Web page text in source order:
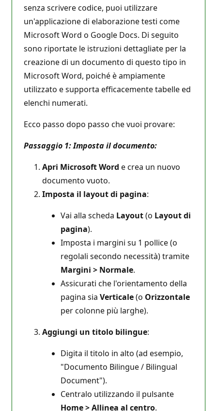
senza scrivere codice, puoi utilizzare
un'applicazione di elaborazione testi come
Microsoft Word o Google Docs. Di seguito
sono riportate le istruzioni dettagliate per la
creazione di un documento di questo tipo in
Microsoft Word, poiché è ampiamente
utilizzato e supporta efficacemente tabelle ed
elenchi numerati.
Ecco passo dopo passo che vuoi provare:
Passaggio 1: Imposta il documento:
Apri Microsoft Word e crea un nuovo
documento vuoto.
Imposta il layout di pagina:
Vai alla scheda Layout(o Layout di
pagina).
Imposta i margini su 1 pollice (o
regolali secondo necessità) tramite
Margini > Normale.
Assicurati che l'orientamento della
pagina sia Verticale(o Orizzontale
per colonne più larghe).
Aggiungi un titolo bilingue:
Digita il titolo in alto (ad esempio,
"Documento Bilingue / Bilingual
Document").
Centralo utilizzando il pulsante
Home > Allinea al centro.